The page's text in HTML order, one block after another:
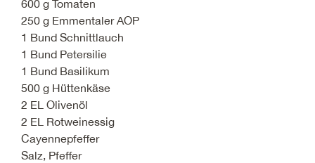
600 g Tomaten
250 g Emmentaler AOP
1 Bund Schnittlauch
1 Bund Petersilie
1 Bund Basilikum
500 g Hüttenkäse
2 EL Olivenöl
2 EL Rotweinessig
Cayennepfeffer
Salz, Pfeffer